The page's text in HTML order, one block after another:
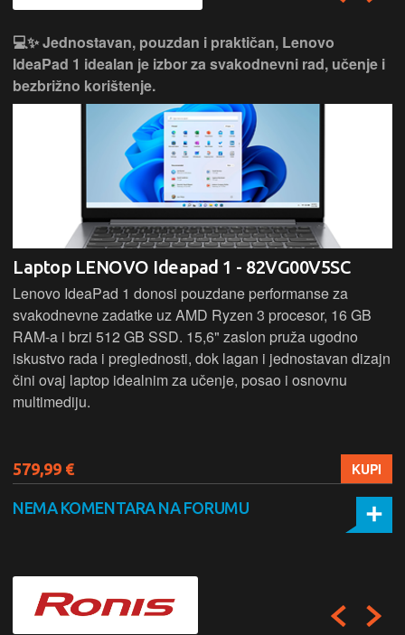
💻✨ Jednostavan, pouzdan i praktičan, Lenovo
IdeaPad 1 idealan je izbor za svakodnevni rad, učenje i
bezbrižno korištenje.
Laptop LENOVO Ideapad 1 - 82VG00V5SC
Lenovo IdeaPad 1 donosi pouzdane performanse za
svakodnevne zadatke uz AMD Ryzen 3 procesor, 16 GB
RAM-a i brzi 512 GB SSD. 15,6" zaslon pruža ugodno
iskustvo rada i preglednosti, dok lagan i jednostavan dizajn
čini ovaj laptop idealnim za učenje, posao i osnovnu
multimediju.
579,99 € KUPI
NEMA KOMENTARA NA FORUMU